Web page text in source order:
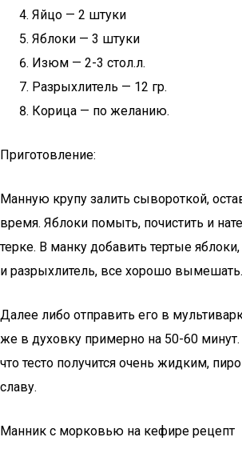
Яйцо — 2 штуки
Яблоки — 3 штуки
Изюм — 2-3 стол.л.
Разрыхлитель — 12 гр.
Корица — по желанию.
Приготовление:
Манную крупу залить сывороткой,
время. Яблоки помыть, почистить и
терке. В манку добавить тертые
и разрыхлитель, все хорошо вымешать.
Далее либо отправить его в
же в духовку примерно на 50-60 минут.
что тесто получится очень жидким,
славу.
Манник с морковью на кефире рецепт